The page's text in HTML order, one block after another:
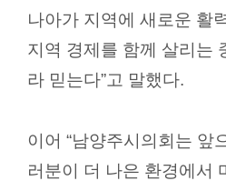
나아가 지역에 새로운 활
지역 경제를 함께 살리는
라 믿는다”고 말했다.
이어 “남양주시의회는 앞
러분이 더 나은 환경에서